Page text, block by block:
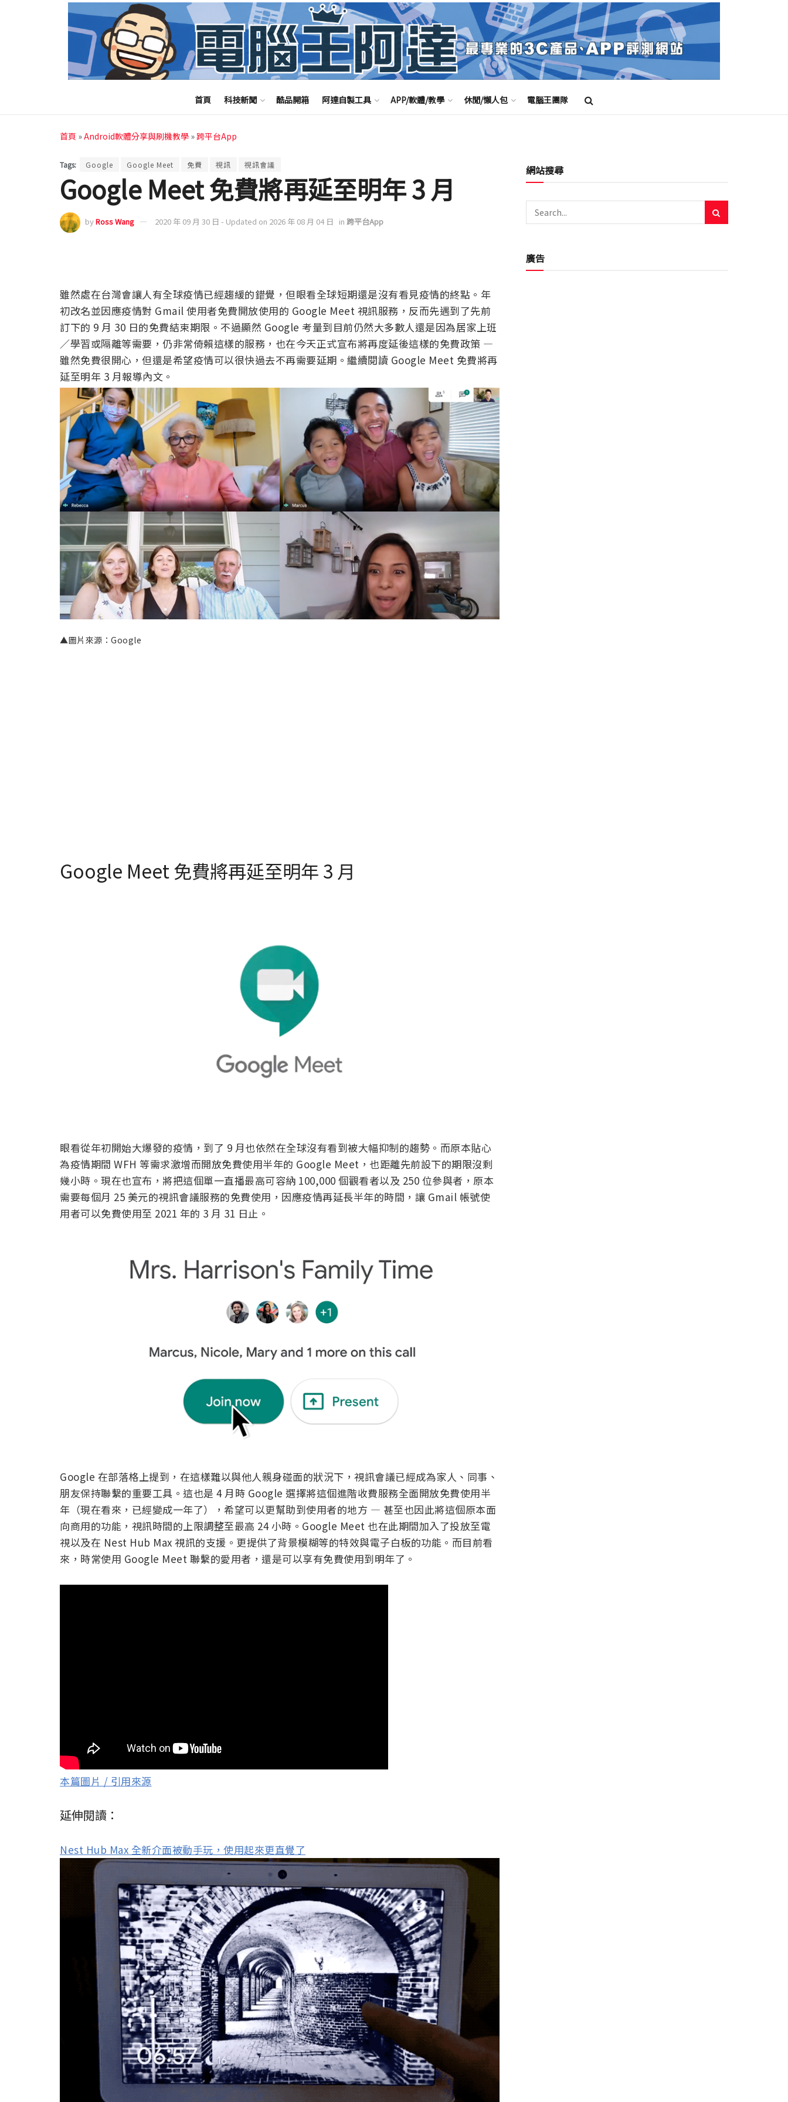
首頁 科技新聞 酷品開箱 阿達自製工具 APP/軟體/教學 休閒/懶人包 電腦王團隊
首頁 »Android軟體分享與刷機教學 »跨平台App
Tags: Google Google Meet 免費 視訊 視訊會議
Google Meet 免費將再延至明年 3 月
byRoss Wang 2020 年 09 月 30 日 - Updated on 2026 年 08 月 04 日 in 跨平台App
雖然處在台灣會讓人有全球疫情已經趨緩的錯覺，但眼看全球短期還是沒有看見疫情的終點。年
初改名並因應疫情對 Gmail 使用者免費開放使用的 Google Meet 視訊服務，反而先遇到了先前
訂下的 9 月 30 日的免費結束期限。不過顯然 Google 考量到目前仍然大多數人還是因為居家上班
／學習或隔離等需要，仍非常倚賴這樣的服務，也在今天正式宣布將再度延後這樣的免費政策 —
雖然免費很開心，但還是希望疫情可以很快過去不再需要延期。繼續閱讀 Google Meet 免費將再
延至明年 3 月報導內文。
▲圖片來源：Google
Google Meet 免費將再延至明年 3 月
眼看從年初開始大爆發的疫情，到了 9 月也依然在全球沒有看到被大幅抑制的趨勢。而原本貼心
為疫情期間 WFH 等需求激增而開放免費使用半年的 Google Meet，也距離先前設下的期限沒剩
幾小時。現在也宣布，將把這個單一直播最高可容納 100,000 個觀看者以及 250 位參與者，原本
需要每個月 25 美元的視訊會議服務的免費使用，因應疫情再延長半年的時間，讓 Gmail 帳號使
用者可以免費使用至 2021 年的 3 月 31 日止。
Google 在部落格上提到，在這樣難以與他人親身碰面的狀況下，視訊會議已經成為家人、同事、
朋友保持聯繫的重要工具。這也是 4 月時 Google 選擇將這個進階收費服務全面開放免費使用半
年（現在看來，已經變成一年了），希望可以更幫助到使用者的地方 — 甚至也因此將這個原本面
向商用的功能，視訊時間的上限調整至最高 24 小時。Google Meet 也在此期間加入了投放至電
視以及在 Nest Hub Max 視訊的支援。更提供了背景模糊等的特效與電子白板的功能。而目前看
來，時常使用 Google Meet 聯繫的愛用者，還是可以享有免費使用到明年了。
本篇圖片 / 引用來源
延伸閱讀：
Nest Hub Max 全新介面被動手玩，使用起來更直覺了
網站搜尋
廣告